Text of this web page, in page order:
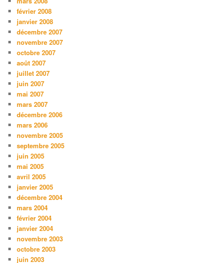
février 2008
janvier 2008
décembre 2007
novembre 2007
octobre 2007
août 2007
juillet 2007
juin 2007
mai 2007
mars 2007
décembre 2006
mars 2006
novembre 2005
septembre 2005
juin 2005
mai 2005
avril 2005
janvier 2005
décembre 2004
mars 2004
février 2004
janvier 2004
novembre 2003
octobre 2003
juin 2003